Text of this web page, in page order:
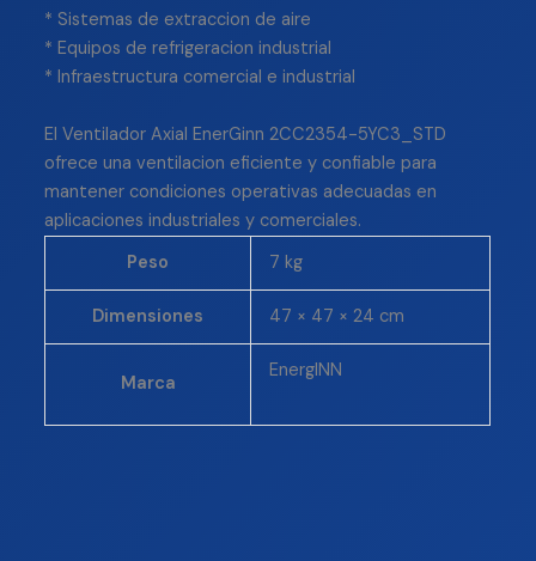
* Sistemas de extraccion de aire
* Equipos de refrigeracion industrial
* Infraestructura comercial e industrial
El Ventilador Axial EnerGinn 2CC2354-5YC3_STD
ofrece una ventilacion eficiente y confiable para
mantener condiciones operativas adecuadas en
aplicaciones industriales y comerciales.
Peso
7 kg
Dimensiones 47 × 47 × 24 cm
Marca
EnergINN